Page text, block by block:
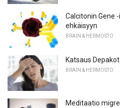
Calcitonin Gene
ehkäisyyn
BRAIN & HERMOSTO
Katsaus
BRAIN & HERMOSTO
Meditaatio